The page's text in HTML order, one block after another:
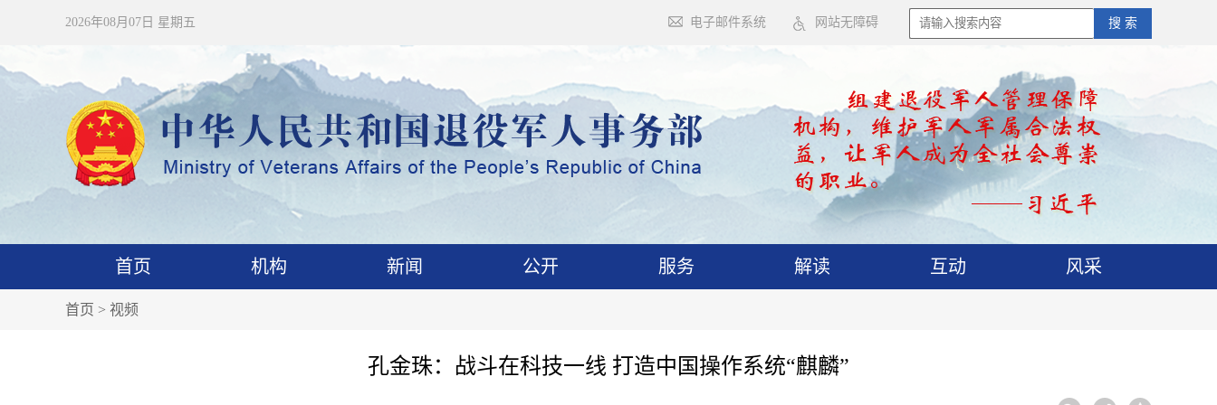
2026年08月07日 星期五 搜 索
电子邮件系统 网站无障碍
首页 机构 新闻 公开 服务 解读 互动 风采
首页 > 视频
孔金珠：战斗在科技一线 打造中国操作系统“麒麟”